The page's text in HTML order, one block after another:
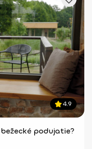
4.9
podujatie?